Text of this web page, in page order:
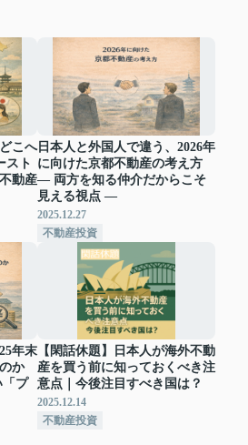
こへ
スト
動産
日本人と外国人で違う、2026年
に向けた京都不動産の考え方
— 両方を知る仲介だからこそ
見える視点 —
2025.12.27
不動産投資
年末
か
プ
【閑話休題】日本人が海外不動
産を買う前に知っておくべき注
意点｜今後注目すべき国は？
2025.12.14
不動産投資